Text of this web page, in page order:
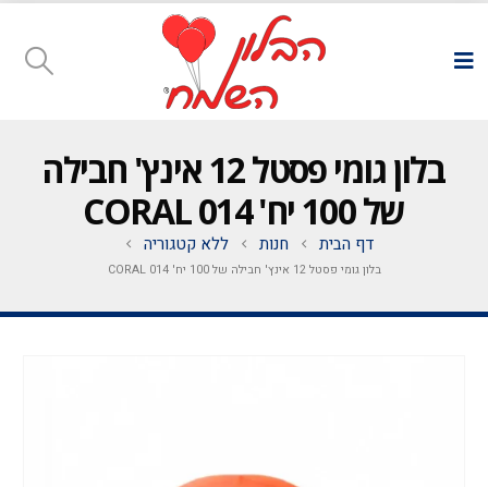
בלון גומי פסטל 12 אינץ' חבילה
של 100 יח' CORAL 014
דף הבית חנות ללא קטגוריה
בלון גומי פסטל 12 אינץ' חבילה של 100 יח' CORAL 014